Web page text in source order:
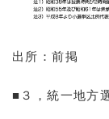
出所：前掲
■３，統一地方